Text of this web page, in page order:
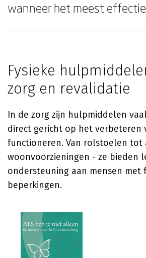
wanneer het meest
Fysieke
zorg en revalidatie
In de zorg zijn hulpmiddelen
direct gericht op het verbeteren
functioneren. Van rolstoelen tot
woonvoorzieningen - ze bieden
ondersteuning aan mensen met
beperkingen.